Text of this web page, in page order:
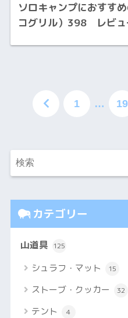
ソロキャンプにおすす
コグリル）398 レビュ
1 … 19
カテゴリー
山道具 125
シュラフ・マット 15
ストーブ・クッカー 32
テント 4